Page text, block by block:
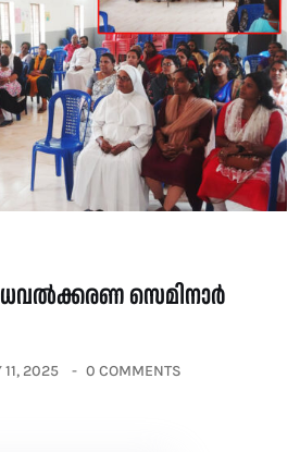
സെമിനാർ
11, 2025 0 COMMENTS